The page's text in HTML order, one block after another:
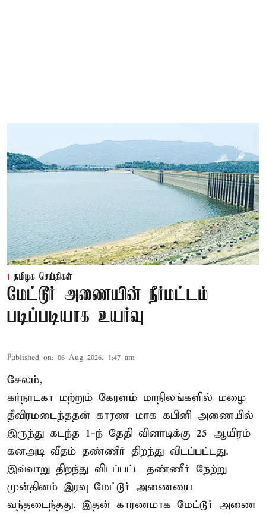
தமிழக செய்திகள்
மேட்டூர் அணையின் நீர்மட்டம்
படிப்படியாக உயர்வு
Published on: 06 Aug 2026, 1:47 am
சேலம்,
கர்நாடகா மற்றும் கேரளம் மாநிலங்களில் மழை
தீவிரமடைந்ததன் காரண மாக கபினி அணையில்
இருந்து கடந்த 1-ந் தேதி வினாடிக்கு 25 ஆயிரம்
கனஅடி வீதம் தண்ணீர் திறந்து விடப்பட்டது.
இவ்வாறு திறந்து விடப்பட்ட தண்ணீர் நேற்று
முன்தினம் இரவு மேட்டூர் அணையை
வந்தடைந்தது. இதன் காரணமாக மேட்டூர் அணை